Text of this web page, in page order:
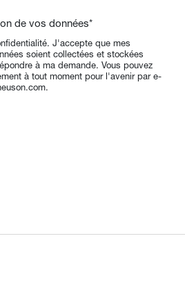
de vos données*
J'accepte que mes
soient collectées et stockées
à ma demande. Vous pouvez
à tout moment pour l'avenir par e-